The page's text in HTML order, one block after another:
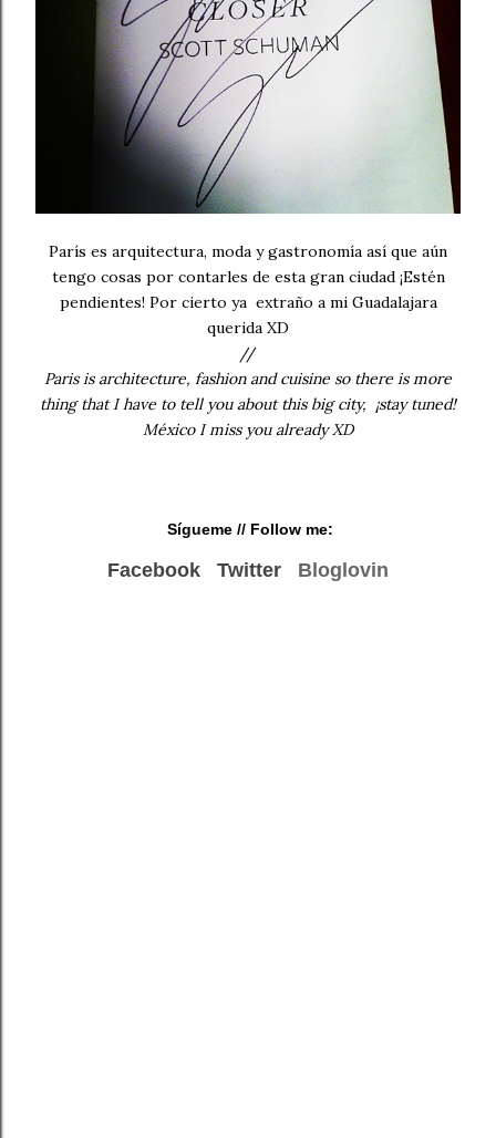
París es arquitectura, moda y gastronomía así que aún
tengo cosas por contarles de esta gran ciudad ¡Estén
pendientes! Por cierto ya extraño a mi Guadalajara
querida XD
//
Paris is architecture, fashion and cuisine so there is more
thing that I have to tell you about this big city, ¡stay tuned!
México I miss you already XD
Sígueme // Follow me:
Facebook Twitter Bloglovin